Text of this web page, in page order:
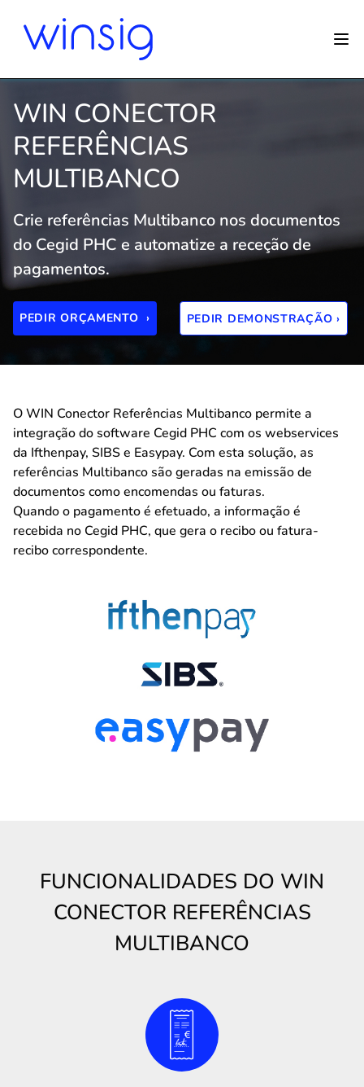
WIN CONECTOR
REFERÊNCIAS
MULTIBANCO
Crie referências Multibanco nos documentos
do Cegid PHC e automatize a receção de
pagamentos.
PEDIR ORÇAMENTO › PEDIR DEMONSTRAÇÃO ›
O WIN Conector Referências Multibanco permite a
integração do software Cegid PHC com os webservices
da Ifthenpay, SIBS e Easypay. Com esta solução, as
referências Multibanco são geradas na emissão de
documentos como encomendas ou faturas.
Quando o pagamento é efetuado, a informação é
recebida no Cegid PHC, que gera o recibo ou fatura-
recibo correspondente.
FUNCIONALIDADES DO WIN
CONECTOR REFERÊNCIAS
MULTIBANCO